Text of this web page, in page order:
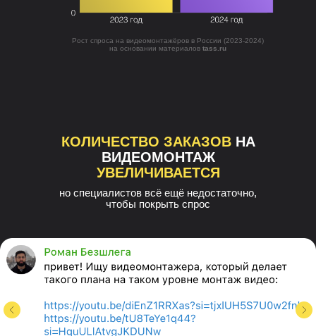
Рост спроса на видеомонтажёров в России (2023-2024)
на основании материалов tass.ru
но специалистов всё ещё недостаточно,
чтобы покрыть спрос
КОЛИЧЕСТВО ЗАКАЗОВ НА
ВИДЕОМОНТАЖ
УВЕЛИЧИВАЕТСЯ